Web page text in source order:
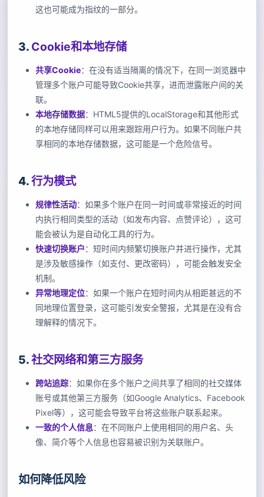
这也可能成为指纹的一部分。
3. Cookie和本地存储
共享Cookie：在没有适当隔离的情况下，在同一浏览器中
管理多个账户可能导致Cookie共享，进而泄露账户间的关
联。
本地存储数据：HTML5提供的LocalStorage和其他形式
的本地存储同样可以用来跟踪用户行为。如果不同账户共
享相同的本地存储数据，这可能是一个危险信号。
4.行为模式
规律性活动：如果多个账户在同一时间或非常接近的时间
内执行相同类型的活动（如发布内容、点赞评论），这可
能会被认为是自动化工具的行为。
快速切换账户：短时间内频繁切换账户并进行操作，尤其
是涉及敏感操作（如支付、更改密码），可能会触发安全
机制。
异常地理定位：如果一个账户在短时间内从相距甚远的不
同地理位置登录，这可能引发安全警报，尤其是在没有合
理解释的情况下。
5.社交网络和第三方服务
跨站追踪：如果你在多个账户之间共享了相同的社交媒体
账号或其他第三方服务（如Google Analytics、Facebook
Pixel等），这可能会导致平台将这些账户联系起来。
一致的个人信息：在不同账户上使用相同的用户名、头
像、简介等个人信息也容易被识别为关联账户。
如何降低风险